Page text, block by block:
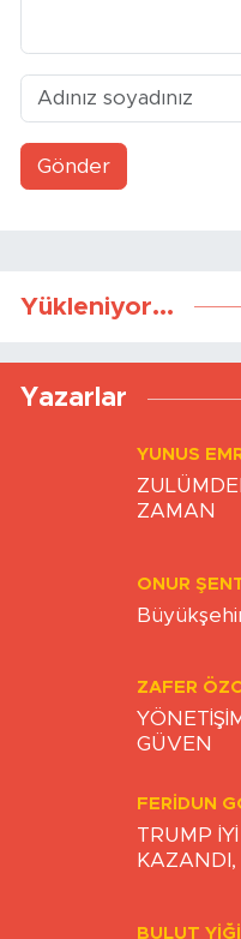
Gönder
Yükleniyor...
Yazarlar
YUNUS
ZAMAN
ONUR
ZAFER
GÜVEN
FERIDUN
TRUMP
BULUT